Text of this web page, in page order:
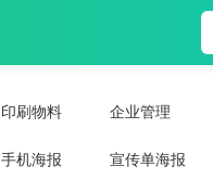
印刷物料 企业管理
手机海报 宣传单海报